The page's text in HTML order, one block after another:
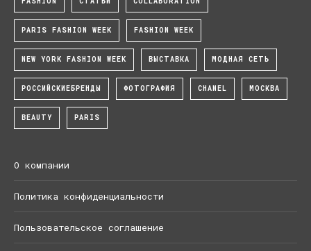
PARIS FASHION WEEK FASHION WEEK
NEW YORK FASHION WEEK ВЫСТАВКА МОДНАЯ СЕТЬ
РОССИЙСКИЕБРЕНДЫ ФОТОГРАФИЯ CHANEL МОСКВА
BEAUTY PARIS
О компании
Политика конфиденциальности
Пользовательское соглашение